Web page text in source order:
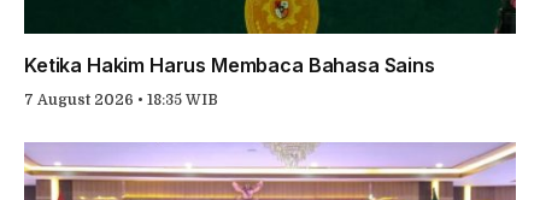
Ketika Hakim Harus Membaca Bahasa Sains
7 August 2026 • 18:35 WIB